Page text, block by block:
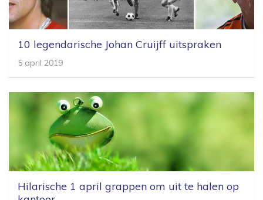
10 legendarische Johan Cruijff uitspraken
5 april 2019
Hilarische 1 april grappen om uit te halen op